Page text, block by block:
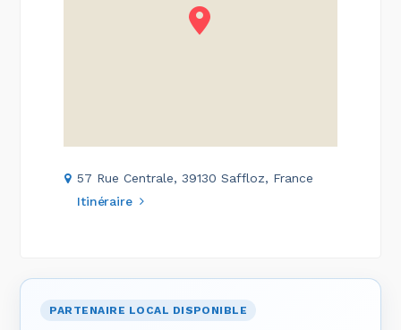
57 Rue Centrale, 39130 Saffloz, France
Itinéraire
PARTENAIRE LOCAL DISPONIBLE